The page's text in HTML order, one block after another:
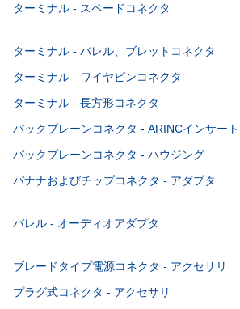
ターミナル - スペードコネクタ
ターミナル - バレル、ブレットコネクタ
ターミナル - ワイヤピンコネクタ
ターミナル - 長方形コネクタ
バックプレーンコネクタ - ARINCインサート
バックプレーンコネクタ - ハウジング
バナナおよびチップコネクタ - アダプタ
バレル - オーディオアダプタ
ブレードタイプ電源コネクタ - アクセサリ
プラグ式コネクタ - アクセサリ